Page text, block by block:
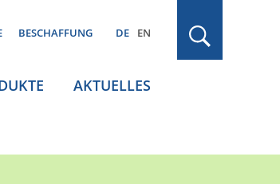
BESCHAFFUNG DE EN
AKTUELLES